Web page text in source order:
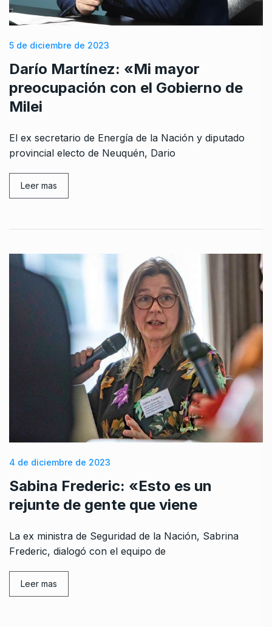
5 de diciembre de 2023
Darío Martínez: «Mi mayor
preocupación con el Gobierno de
Milei
El ex secretario de Energía de la Nación y diputado
provincial electo de Neuquén, Dario
Leer mas
4 de diciembre de 2023
Sabina Frederic: «Esto es un
rejunte de gente que viene
La ex ministra de Seguridad de la Nación, Sabrina
Frederic, dialogó con el equipo de
Leer mas